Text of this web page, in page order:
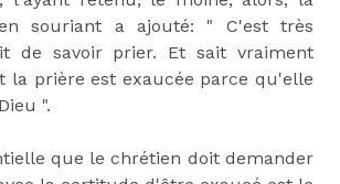
souriant a ajouté: " C'est très
de savoir prier. Et sait vraiment
la prière est exaucée parce qu'elle
".
que le chrétien doit demander